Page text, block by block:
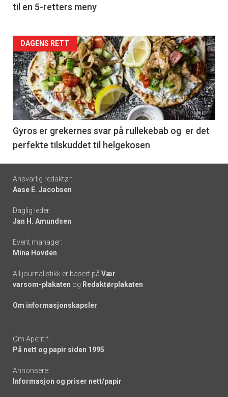
til en 5-retters meny
Forsiden
akkurat
nå
-
6
DAGENS RETT
Gyros er grekernes svar på rullekebab og er det
perfekte tilskuddet til helgekosen
Footer
-
links
Ansvarlig redaktør:
Aase E. Jacobsen
Daglig leder:
Jan H. Amundsen
Event manager:
Mina Hovden
All journalistikk er basert på Vær
varsom-plakaten og Redaktørplakaten
Om informasjonskapsler
Om Apéritif:
På nett og papir siden 1995
Annonsere:
Informasjon og priser nett/papir